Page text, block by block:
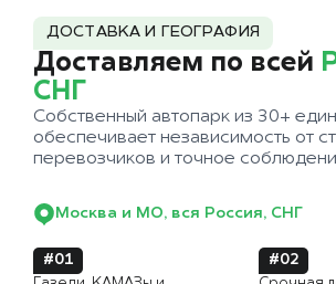
ДОСТАВКА И ГЕОГРАФИЯ
Доставляем по всей
СНГ
Собственный автопарк из 30+
обеспечивает независимость от
перевозчиков и точное
Москва и МО, вся Россия, СНГ
#01 #02